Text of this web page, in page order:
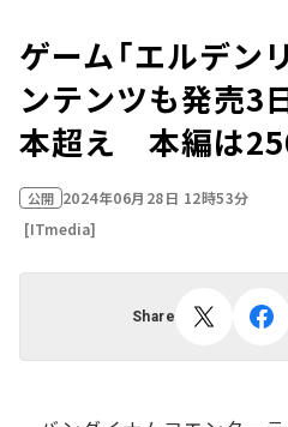
ゲーム「エルデン
ンテンツも発売3
本超え 本編は
公開 2024年06月28日 12時53分
[ITmedia]
Share